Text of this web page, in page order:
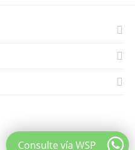
Consulte vía WSP